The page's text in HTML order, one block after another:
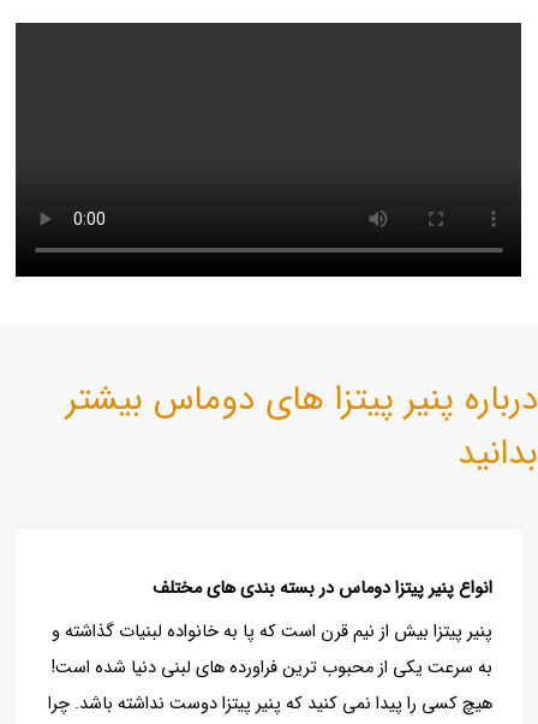
درباره پنیر پیتزا های دوماس بیشتر
بدانید
انواع پنیر پیتزا دوماس در بسته بندی های مختلف
پنیر پیتزا بیش از نیم قرن است که پا به خانواده لبنیات گذاشته و
به سرعت یکی از محبوب ترین فراورده های لبنی دنیا شده است!
هیچ کسی را پیدا نمی کنید که پنیر پیتزا دوست نداشته باشد. چرا